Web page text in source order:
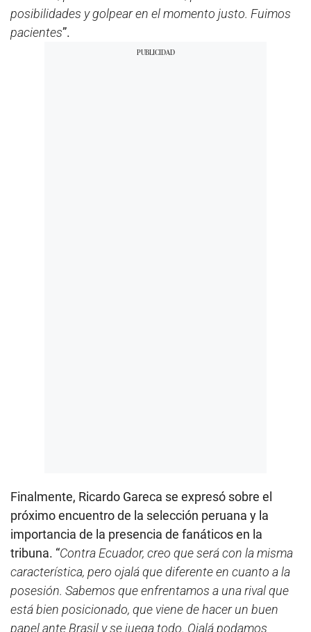
posibilidades y golpear en el momento justo. Fuimos
pacientes”.
Finalmente, Ricardo Gareca se expresó sobre el
próximo encuentro de la selección peruana y la
importancia de la presencia de fanáticos en la
tribuna. “Contra Ecuador, creo que será con la misma
característica, pero ojalá que diferente en cuanto a la
posesión. Sabemos que enfrentamos a una rival que
está bien posicionado, que viene de hacer un buen
papel ante Brasil y se juega todo. Ojalá podamos